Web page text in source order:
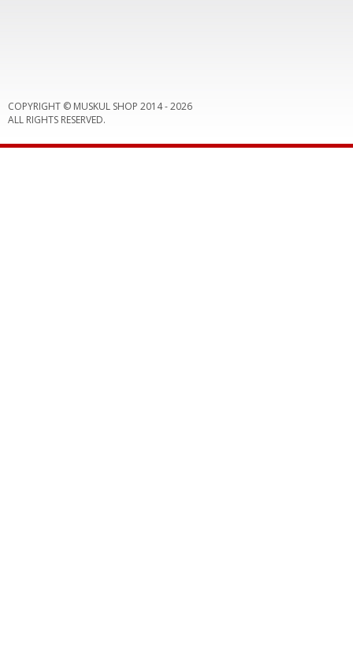
COPYRIGHT © MUSKUL SHOP 2014 -2026
ALL RIGHTS RESERVED.